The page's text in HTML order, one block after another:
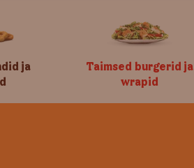
ja
Taimsed burgerid ja
wrapid